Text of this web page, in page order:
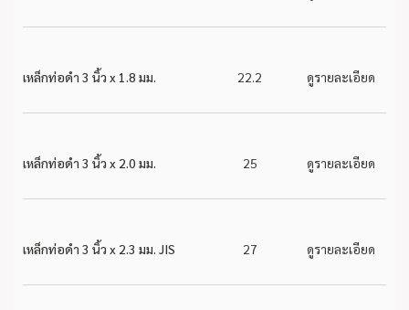
เหล็กท่อดำ 3 นิ้ว x 1.8 มม. 22.2 ดูรายละเอียด
เหล็กท่อดำ 3 นิ้ว x 2.0 มม. 25 ดูรายละเอียด
เหล็กท่อดำ 3 นิ้ว x 2.3 มม. JIS 27 ดูรายละเอียด